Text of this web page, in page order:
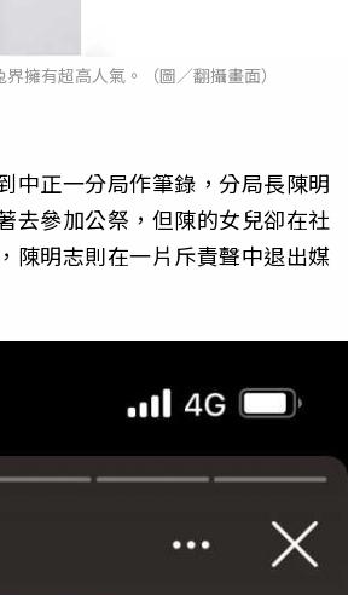
擁有超高人氣。（圖／翻攝畫面）
中正一分局作筆錄，分局長陳明
去參加公祭，但陳的女兒卻在社
陳明志則在一片斥責聲中退出媒